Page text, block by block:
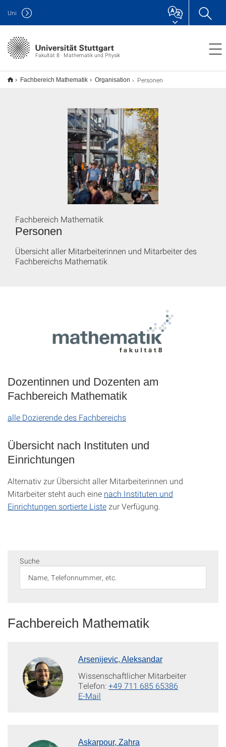
Fakultät 8 · Mathematik und Physik
Uni
Fachbereich Mathematik Organisation Personen
Personen
Fachbereich Mathematik
Übersicht aller Mitarbeiterinnen und Mitarbeiter des
Fachbereichs Mathematik
Dozentinnen und Dozenten am
Fachbereich Mathematik
alle Dozierende des Fachbereichs
Übersicht nach Instituten und
Einrichtungen
Alternativ zur Übersicht aller Mitarbeiterinnen und
Mitarbeiter steht auch eine nach Instituten und
Einrichtungen sortierte Liste zur Verfügung.
Suche
Fachbereich Mathematik
Arsenijevic, Aleksandar
Wissenschaftlicher Mitarbeiter
Telefon:+49 711 685 65386
E-Mail
Askarpour, Zahra